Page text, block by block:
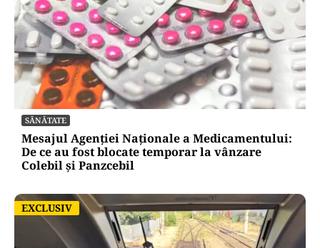
SĂNĂTATE
Mesajul Agenției Naționale a Medicamentului:
De ce au fost blocate temporar la vânzare
Colebil și Panzcebil
EXCLUSIV
EXCLUSIV